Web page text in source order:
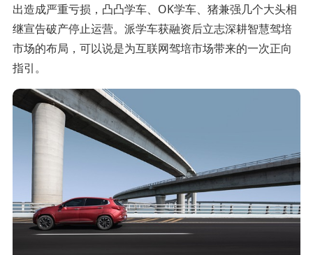
出造成严重亏损，凸凸学车、OK学车、猪兼强几个大头相
继宣告破产停止运营。派学车获融资后立志深耕智慧驾培
市场的布局，可以说是为互联网驾培市场带来的一次正向
指引。